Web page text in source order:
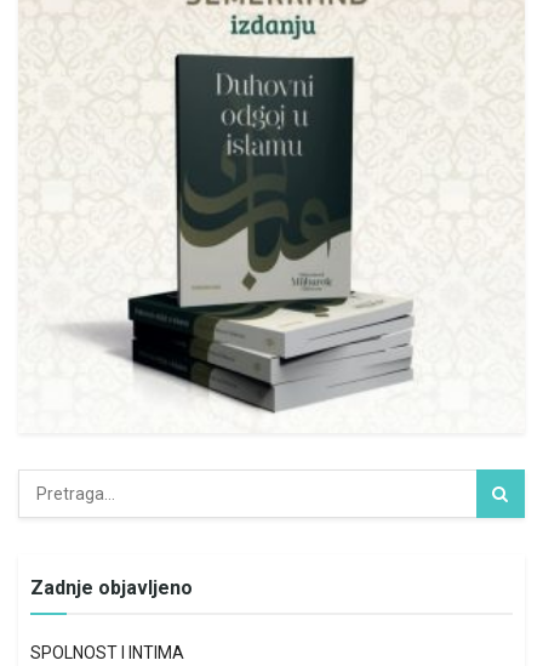
Zadnje objavljeno
SPOLNOST I INTIMA